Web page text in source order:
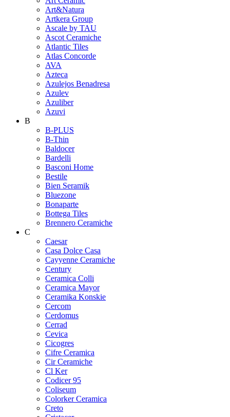
Art&Natura
Artkera Group
Ascale by TAU
Ascot Ceramiche
Atlantic Tiles
Atlas Concorde
AVA
Azteca
Azulejos Benadresa
Azulev
Azuliber
Azuvi
B
B-PLUS
B-Thin
Baldocer
Bardelli
Basconi Home
Bestile
Bien Seramik
Bluezone
Bonaparte
Bottega Tiles
Brennero Ceramiche
C
Caesar
Casa Dolce Casa
Cayyenne Ceramiche
Century
Ceramica Colli
Ceramica Mayor
Ceramika Konskie
Cercom
Cerdomus
Cerrad
Cevica
Cicogres
Cifre Ceramica
Cir Ceramiche
Cl Ker
Codicer 95
Coliseum
Colorker Ceramica
Creto